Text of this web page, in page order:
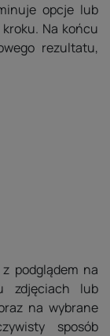
opcje lub
Na końcu
rezultatu,
podglądem na
zdjęciach lub
na wybrane
sposób